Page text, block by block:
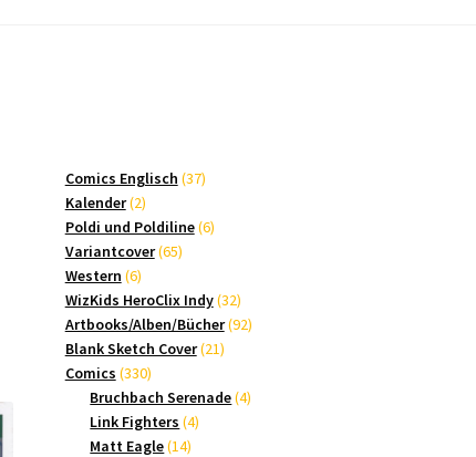
Comics Englisch 3737
Kalender 22
Produkte
Poldi und Poldiline 66
Variantcover 6565
Western 66
Produkte
WizKids HeroClix Indy 3232
Produkte
Artbooks/Alben/Bücher 9292
Blank Sketch Cover 2121
Comics 330330
Produkte
Bruchbach Serenade 44
Link Fighters 44
Matt Eagle 1414